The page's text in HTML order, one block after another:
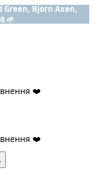
Green, Bjorn Axen,
🌱
❤️
❤️